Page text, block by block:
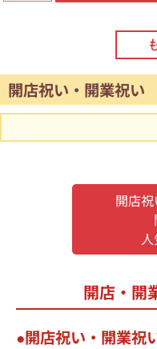
開店祝い・開業祝
開店祝
開店・開
開店祝い・開業祝